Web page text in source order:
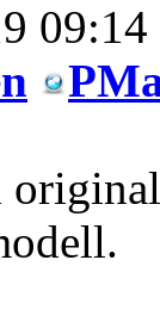
09:14